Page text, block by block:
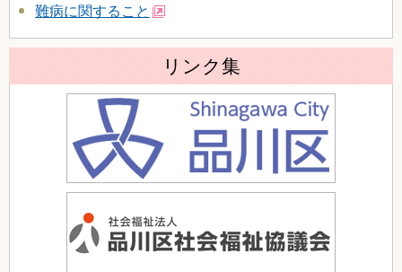
難病に関すること
リンク集